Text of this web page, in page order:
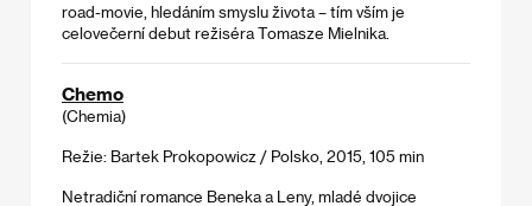
road-movie, hledáním smyslu života – tím vším je
celovečerní debut režiséra Tomasze Mielnika.
Chemo
(Chemia)
Režie: Bartek Prokopowicz / Polsko, 2015, 105 min
Netradiční romance Beneka a Leny, mladé dvojice